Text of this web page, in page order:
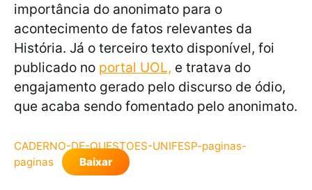
importância do anonimato para o
acontecimento de fatos relevantes da
História. Já o terceiro texto disponível, foi
publicado no portal UOL, e tratava do
engajamento gerado pelo discurso de ódio,
que acaba sendo fomentado pelo anonimato.
CADERNO-DE-QUESTOES-UNIFESP-paginas-
paginas
Baixar